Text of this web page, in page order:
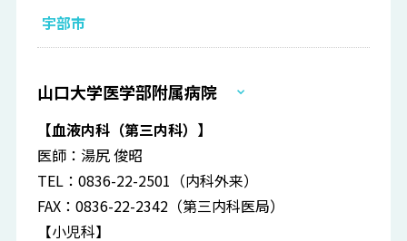
宇部市
山口大学医学部附属病院
【血液内科（第三内科）】
医師：湯尻 俊昭
TEL：0836-22-2501（内科外来）
FAX：0836-22-2342（第三内科医局）
【小児科】